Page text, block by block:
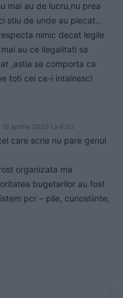
mai au de lucru,nu prea
stiu de unde au plecat…
nimic decat legile
au ce ilegalitati sa
,astia se comporta ca
toti cei ce-i intalnesc!
19 aprilie 2020 La 6.03
care scrie nu pare genul
organizata ma
bugetarilor au fost
pcr – pile, cunostiinte,